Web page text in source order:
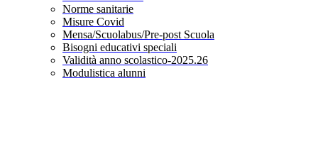
Norme sanitarie
Misure Covid
Mensa/Scuolabus/Pre-post Scuola
Bisogni educativi speciali
Validità anno scolastico-2025.26
Modulistica alunni